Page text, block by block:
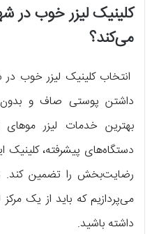
کلینیک لیزر خوب در
می‌کند؟
انتخاب کلینیک لیزر خوب
داشتن پوستی صاف و بدون
بهترین خدمات لیزر موهای
دستگاه‌های پیشرفته، کلینیک
رضایت‌بخش را تضمین کند.
می‌پردازیم که باید از یک مرکز
داشته باشید.